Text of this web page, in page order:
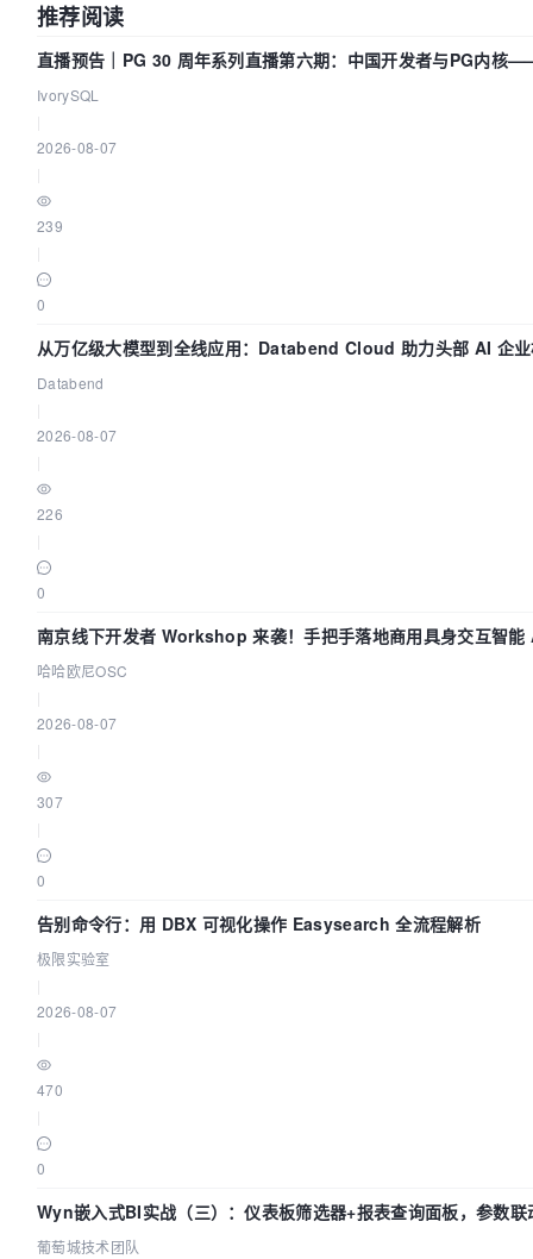
推荐阅读
直播预告｜PG 30 周年系列直播第六期：中国开发者与PG内核
IvorySQL
2026-08-07
239
0
从万亿级大模型到全线应用：Databend Cloud 助力头部 AI 企
Databend
2026-08-07
226
0
南京线下开发者 Workshop 来袭！手把手落地商用具身交互智
哈哈欧尼OSC
2026-08-07
307
0
告别命令行：用 DBX 可视化操作 Easysearch 全流程解析
极限实验室
2026-08-07
470
0
Wyn嵌入式BI实战（三）：仪表板筛选器+报表查询面板，参数联
葡萄城技术团队